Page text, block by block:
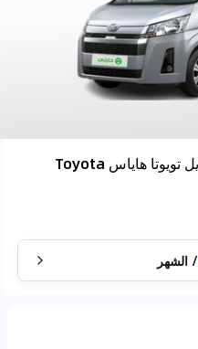
،| الأسعار والعروض الإمارات موديل تويوتا هاياس Toyota
/ الشهر